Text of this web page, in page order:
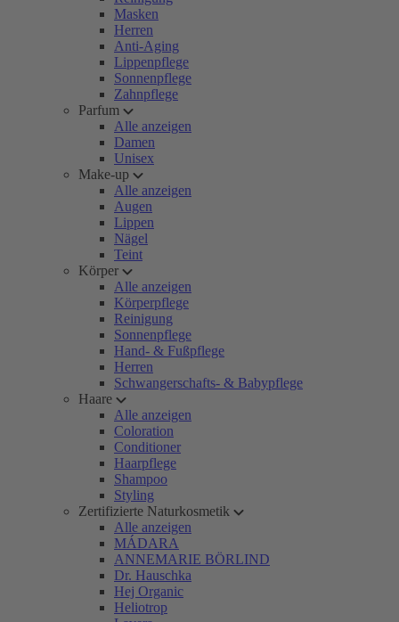
Masken
Herren
Anti-Aging
Lippenpflege
Sonnenpflege
Zahnpflege
Parfum
Alle anzeigen
Damen
Unisex
Make-up
Alle anzeigen
Augen
Lippen
Nägel
Teint
Körper
Alle anzeigen
Körperpflege
Reinigung
Sonnenpflege
Hand- & Fußpflege
Herren
Schwangerschafts- & Babypflege
Haare
Alle anzeigen
Coloration
Conditioner
Haarpflege
Shampoo
Styling
Zertifizierte Naturkosmetik
Alle anzeigen
MÁDARA
ANNEMARIE BÖRLIND
Dr. Hauschka
Hej Organic
Heliotrop